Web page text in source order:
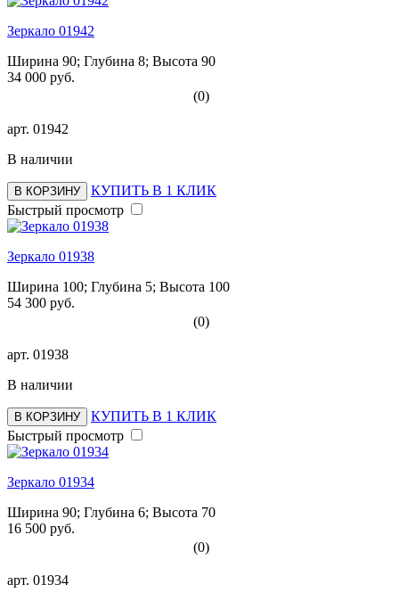
Зеркало 01942
Ширина 90; Глубина 8; Высота 90
34 000 руб.
(0)
арт. 01942
В наличии
В КОРЗИНУ
КУПИТЬ В 1 КЛИК
Быстрый просмотр
Зеркало 01938
Ширина 100; Глубина 5; Высота 100
54 300 руб.
(0)
арт. 01938
В наличии
В КОРЗИНУ
КУПИТЬ В 1 КЛИК
Быстрый просмотр
Зеркало 01934
Ширина 90; Глубина 6; Высота 70
16 500 руб.
(0)
арт. 01934